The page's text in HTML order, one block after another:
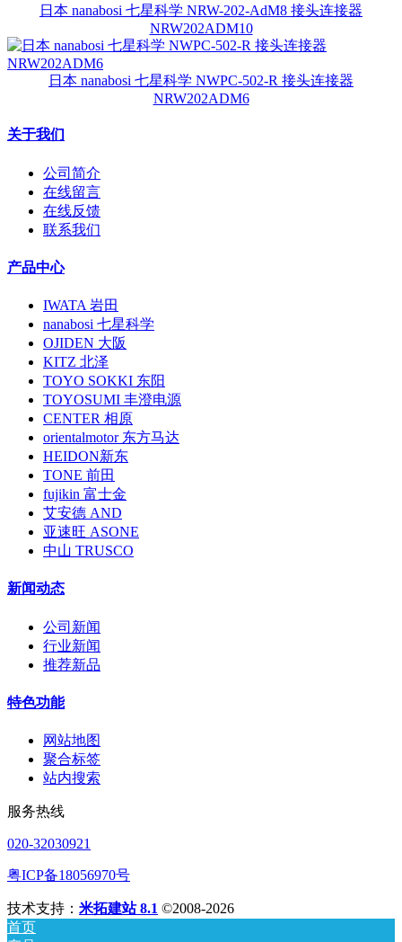
日本 nanabosi 七星科学 NRW-202-AdM8 接头连接器
NRW202ADM10
日本 nanabosi 七星科学 NWPC-502-R 接头连接器
NRW202ADM6
关于我们
公司简介
在线留言
在线反馈
联系我们
产品中心
IWATA 岩田
nanabosi 七星科学
OJIDEN 大阪
KITZ 北泽
TOYO SOKKI 东阳
TOYOSUMI 丰澄电源
CENTER 相原
orientalmotor 东方马达
HEIDON新东
TONE 前田
fujikin 富士金
艾安德 AND
亚速旺 ASONE
中山 TRUSCO
新闻动态
公司新闻
行业新闻
推荐新品
特色功能
网站地图
聚合标签
站内搜索
服务热线
020-32030921
粤ICP备18056970号
技术支持： 米拓建站 8.1 ©2008-2026
首页